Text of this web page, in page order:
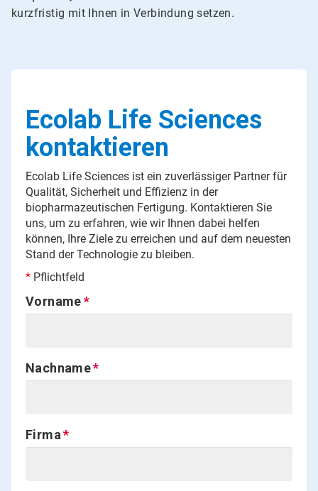
kurzfristig mit Ihnen in Verbindung setzen.
Ecolab Life Sciences
kontaktieren
Ecolab Life Sciences ist ein zuverlässiger Partner für
Qualität, Sicherheit und Effizienz in der
biopharmazeutischen Fertigung. Kontaktieren Sie
uns, um zu erfahren, wie wir Ihnen dabei helfen
können, Ihre Ziele zu erreichen und auf dem neuesten
Stand der Technologie zu bleiben.
* Pflichtfeld
Vorname
Nachname
Firma